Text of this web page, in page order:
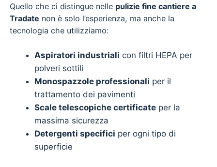
Quello che ci distingue nelle pulizie fine cantiere a
Tradate non è solo l’esperienza, ma anche la
tecnologia che utilizziamo:
Aspiratori industriali con filtri HEPA per
polveri sottili
Monospazzole professionali per il
trattamento dei pavimenti
Scale telescopiche certificate per la
massima sicurezza
Detergenti specifici per ogni tipo di
superficie